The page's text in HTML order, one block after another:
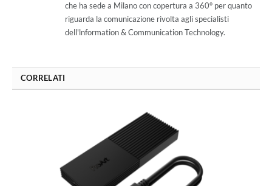
che ha sede a Milano con copertura a 360° per quanto
riguarda la comunicazione rivolta agli specialisti
dell'lnformation & Communication Technology.
CORRELATI